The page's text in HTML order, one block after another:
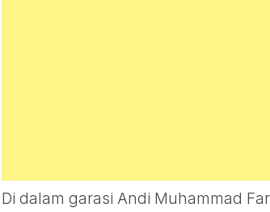
Di dalam garasi Andi Muhammad